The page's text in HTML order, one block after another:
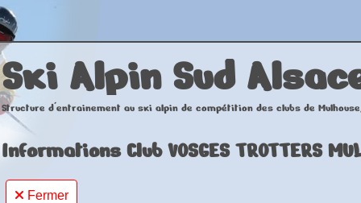
Ski Alpin Sud
Structure d'entrainement au ski alpin de compétition des clubs de
Informations Club VOSGES TROTTERS
Fermer